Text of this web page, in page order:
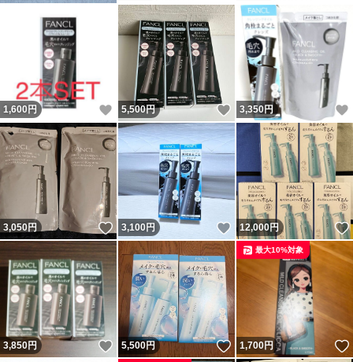
1,600 円 いいね！
5,500円 いいね！
3,350円
3,050円 いいね！
3,100 円 いいね！
12,000円
3,850円 いいね！
5,500円 いいね！
1,700円
最大10%対象